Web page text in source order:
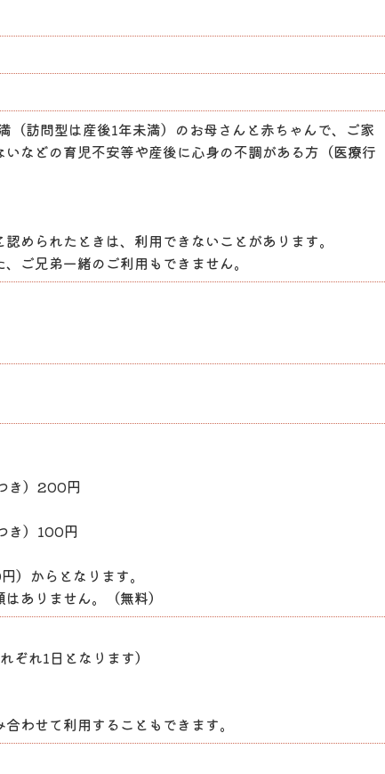
訪問型は産後1年未満）のお母さんと赤ちゃんで、ご家
などの育児不安等や産後に心身の不調がある方（医療行
められたときは、利用できないことがあります。
ご兄弟一緒のご利用もできません。
き）200円
き）100円
からとなります。
ありません。（無料）
ぞれ1日となります）
わせて利用することもできます。